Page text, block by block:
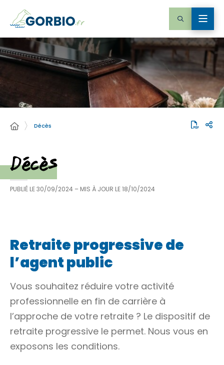
Décès
Décès
PUBLIÉ LE30/09/2024 – MIS À JOUR LE18/10/2024
Retraite progressive de
l’agent public
Vous souhaitez réduire votre activité
professionnelle en fin de carrière à
l’approche de votre retraite ? Le dispositif de
retraite progressive le permet. Nous vous en
exposons les conditions.